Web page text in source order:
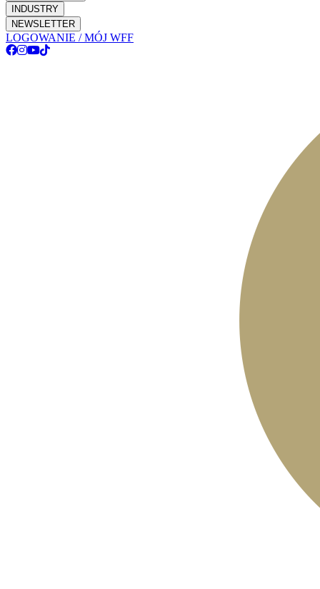
INDUSTRY
NEWSLETTER
LOGOWANIE / MÓJ WFF